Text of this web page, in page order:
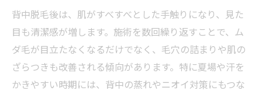
背中脱毛後は、肌がすべすべとした手触りになり、見た
目も清潔感が増します。施術を数回繰り返すことで、ム
ダ毛が目立たなくなるだけでなく、毛穴の詰まりや肌の
ざらつきも改善される傾向があります。特に夏場や汗を
かきやすい時期には、背中の蒸れやニオイ対策にもつな